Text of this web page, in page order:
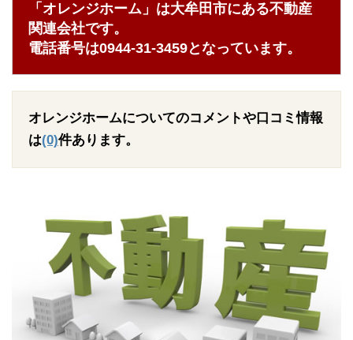
「オレンジホーム」は大牟田市にある不動産
関連会社です。
電話番号は0944-31-3459となっています。
オレンジホームについてのコメントや口コミ情報
は(0)件あります。